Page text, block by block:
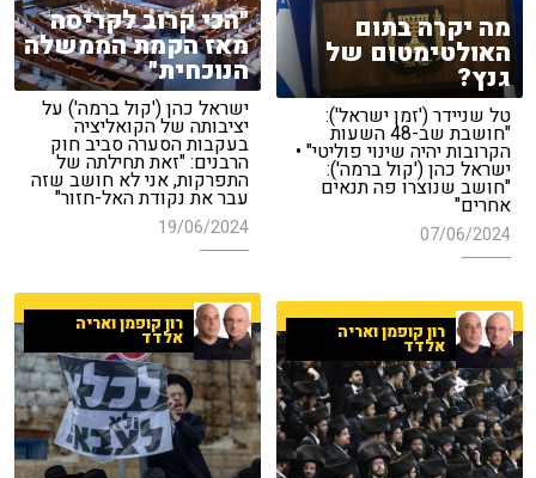
"הכי קרוב לקריסה
מאז הקמת הממשלה
הנוכחית"
ישראל כהן ('קול ברמה') על
יציבותה של הקואליציה
בעקבות הסערה סביב חוק
הרבנים: "זאת תחילתה של
התפרקות, אני לא חושב שזה
עבר את נקודת האל-חזור"
19/06/2024
מה יקרה בתום
האולטימטום של
גנץ?
טל שניידר ('זמן ישראל'):
"חושבת שב-48 השעות
הקרובות יהיה שינוי פוליטי" •
ישראל כהן ('קול ברמה'):
"חושב שנוצרו פה תנאים
אחרים"
07/06/2024
רון קופמן ואריה
אלדד רון קופמן ואריה
אלדד